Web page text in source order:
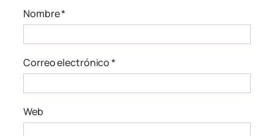
Nombre*
Correo electrónico*
Web